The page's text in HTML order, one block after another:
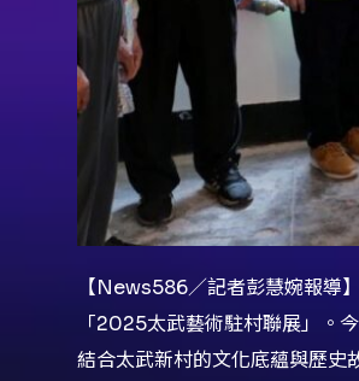
【News586／記者彭慧婉報導
「2025太武藝術駐村聯展」。
結合太武新村的文化底蘊與歷史